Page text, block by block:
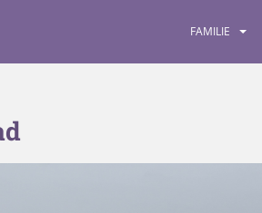
FAMILIE